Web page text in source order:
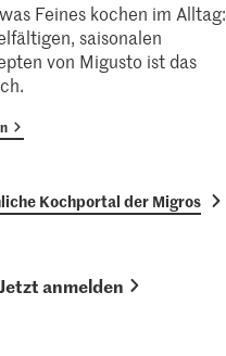
Feines kochen im Alltag:
saisonalen
von Migusto ist das
Kochportal der Migros
Jetzt anmelden